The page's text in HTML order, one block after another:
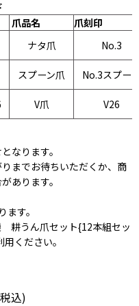
爪品名 爪刻印
ナタ爪 No.3
スプーン爪 No.3スプー
V爪 V26
なります。
までお待ちいただくか、商
あります。
す。
耕うん爪セット{12本組セッ
ください。
込)